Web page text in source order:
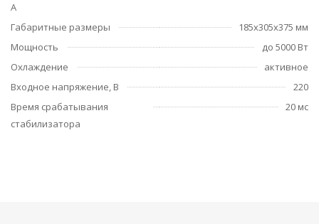
А
Габаритные размеры
185x305x375 мм
Мощность
до 5000 Вт
Охлаждение
активное
Входное напряжение, В
220
Время срабатывания
стабилизатора
20 мс